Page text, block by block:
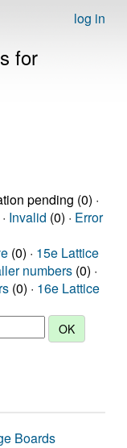
log in
for
pending (0) ·
Invalid (0) · Error
(0) · 15e Lattice
numbers (0) ·
(0) · 16e Lattice
Boards